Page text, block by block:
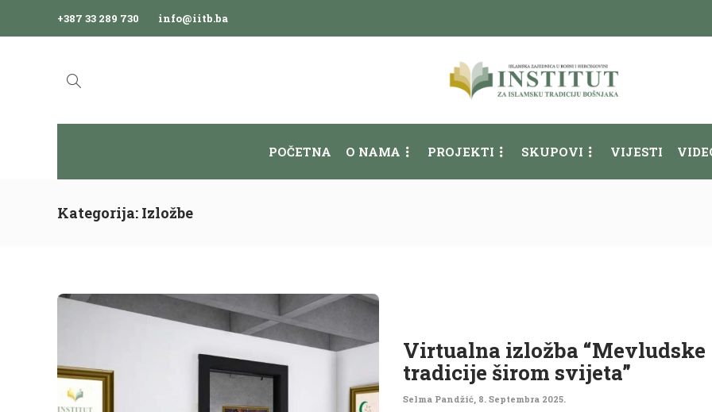
+387 33 289 730 info@iitb.ba
POČETNA O NAMA PROJEKTI SKUPOVI VIJESTI
Kategorija: Izložbe
Virtualna izložba “Mevludske
tradicije širom svijeta”
Selma Pandžić, 8. Septembra 2025.